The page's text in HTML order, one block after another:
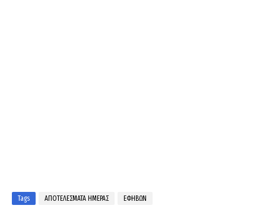
Tags ΑΠΟΤΕΛΕΣΜΑΤΑ ΗΜΕΡΑΣ ΕΦΗΒΩΝ